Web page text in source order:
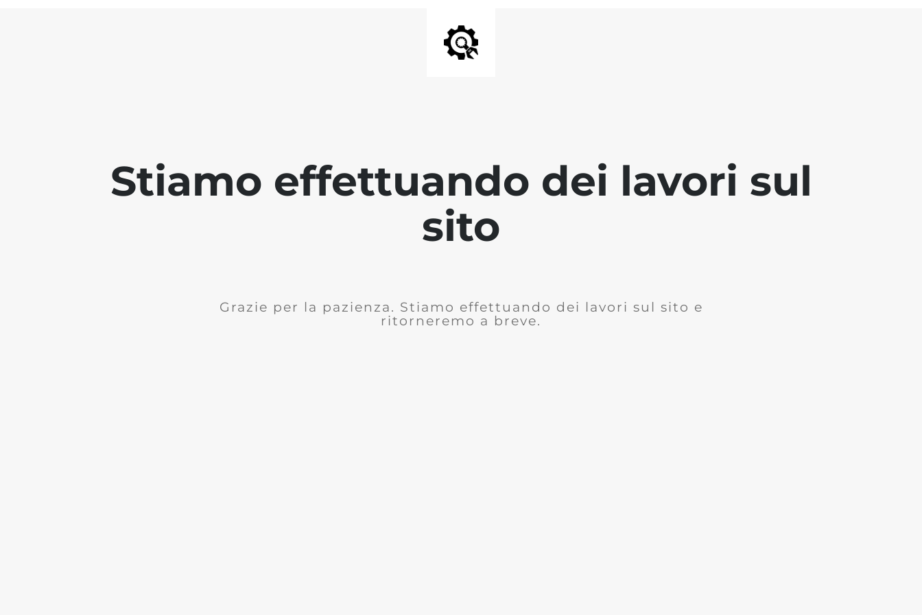
Stiamo effettuando dei lavori sul
sito
Grazie per la pazienza. Stiamo effettuando dei lavori sul sito e
ritorneremo a breve.